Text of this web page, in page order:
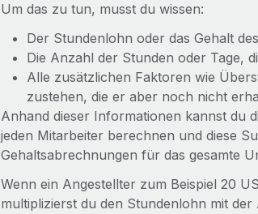
Um das zu tun, musst du wissen:
Der Stundenlohn oder das Gehalt
Die Anzahl der Stunden oder Tage,
Alle zusätzlichen Faktoren wie
zustehen, die er aber noch nicht
Anhand dieser Informationen kannst du
jeden Mitarbeiter berechnen und diese
Gehaltsabrechnungen für das gesamte
Wenn ein Angestellter zum Beispiel 20
multiplizierst du den Stundenlohn mit